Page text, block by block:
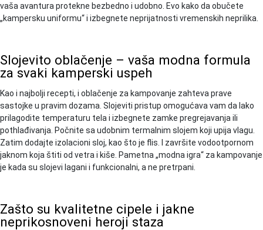
vaša avantura protekne bezbedno i udobno. Evo kako da obučete
„kampersku uniformu“ i izbegnete neprijatnosti vremenskih neprilika.
Slojevito oblačenje – vaša modna formula
za svaki kamperski uspeh
Kao i najbolji recepti, i oblačenje za kampovanje zahteva prave
sastojke u pravim dozama. Slojeviti pristup omogućava vam da lako
prilagodite temperaturu tela i izbegnete zamke pregrejavanja ili
pothlađivanja. Počnite sa udobnim termalnim slojem koji upija vlagu.
Zatim dodajte izolacioni sloj, kao što je flis. I završite vodootpornom
jaknom koja štiti od vetra i kiše. Pametna „modna igra“ za kampovanje
je kada su slojevi lagani i funkcionalni, a ne pretrpani.
Zašto su kvalitetne cipele i jakne
neprikosnoveni heroji staza